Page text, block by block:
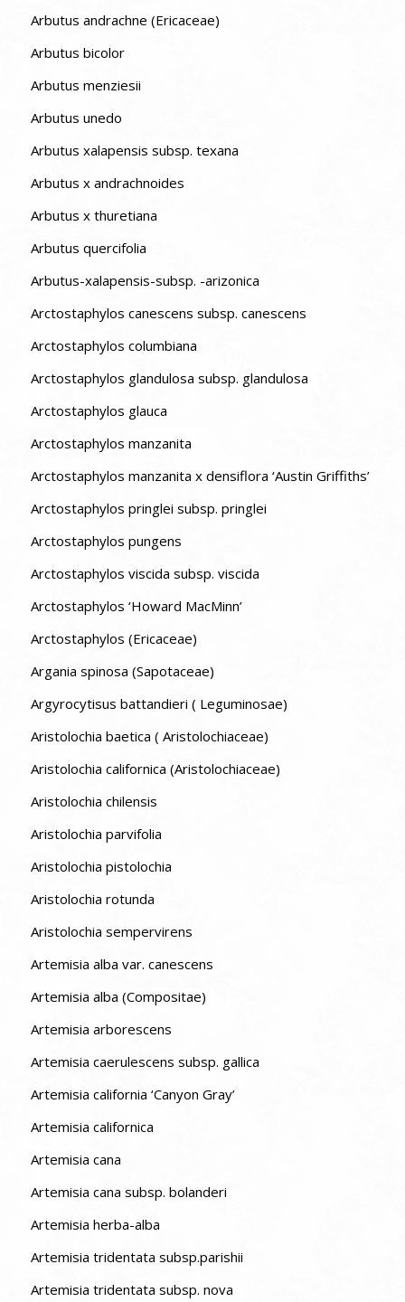
Arbutus andrachne (Ericaceae)
Arbutus bicolor
Arbutus menziesii
Arbutus unedo
Arbutus xalapensis subsp. texana
Arbutus x andrachnoides
Arbutus x thuretiana
Arbutus quercifolia
Arbutus-xalapensis-subsp. -arizonica
Arctostaphylos canescens subsp. canescens
Arctostaphylos columbiana
Arctostaphylos glandulosa subsp. glandulosa
Arctostaphylos glauca
Arctostaphylos manzanita
Arctostaphylos manzanita x densiflora ‘Austin Griffiths’
Arctostaphylos pringlei subsp. pringlei
Arctostaphylos pungens
Arctostaphylos viscida subsp. viscida
Arctostaphylos ‘Howard MacMinn’
Arctostaphylos (Ericaceae)
Argania spinosa (Sapotaceae)
Argyrocytisus battandieri ( Leguminosae)
Aristolochia baetica ( Aristolochiaceae)
Aristolochia californica (Aristolochiaceae)
Aristolochia chilensis
Aristolochia parvifolia
Aristolochia pistolochia
Aristolochia rotunda
Aristolochia sempervirens
Artemisia alba var. canescens
Artemisia alba (Compositae)
Artemisia arborescens
Artemisia caerulescens subsp. gallica
Artemisia california ‘Canyon Gray’
Artemisia californica
Artemisia cana
Artemisia cana subsp. bolanderi
Artemisia herba-alba
Artemisia tridentata subsp.parishii
Artemisia tridentata subsp. nova